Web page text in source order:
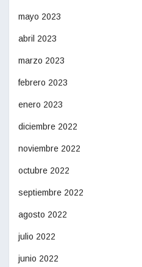
mayo 2023
abril 2023
marzo 2023
febrero 2023
enero 2023
diciembre 2022
noviembre 2022
octubre 2022
septiembre 2022
agosto 2022
julio 2022
junio 2022